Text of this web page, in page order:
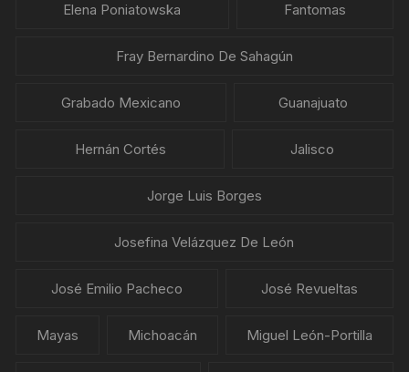
Elena Poniatowska Fantomas
Fray Bernardino De Sahagún
Grabado Mexicano Guanajuato
Hernán Cortés Jalisco
Jorge Luis Borges
Josefina Velázquez De León
José Emilio Pacheco José Revueltas
Mayas Michoacán Miguel León-Portilla